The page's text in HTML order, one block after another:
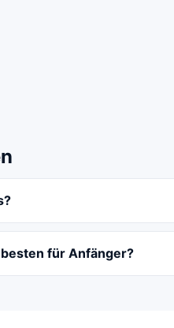
für Anfänger?